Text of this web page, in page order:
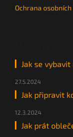
Ochrana osobních
Jak se
27.5.2024
Jak připravit
12.3.2024
Jak prát